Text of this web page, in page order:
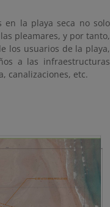
en la playa seca no solo
pleamares, y por tanto,
los usuarios de la playa,
a las infraestructuras
canalizaciones, etc.